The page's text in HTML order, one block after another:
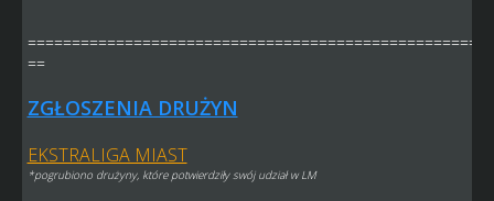
==
ZGŁOSZENIA DRUŻYN
EKSTRALIGA MIAST
*pogrubiono drużyny, które potwierdziły swój udział w LM